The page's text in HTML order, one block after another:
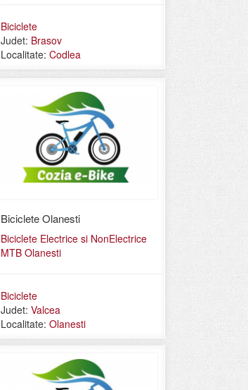
Biciclete
Judet: Brasov
Localitate:Codlea
Biciclete Olanesti
Biciclete Electrice si NonElectrice
MTB Olanesti
Biciclete
Judet:Valcea
Localitate:Olanesti